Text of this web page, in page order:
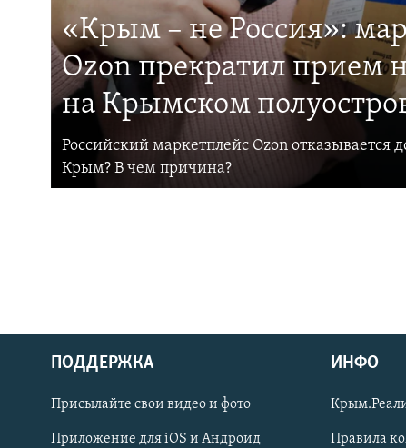
Українською
Qırımtatar
«Крым – не Россия»:
Ozon прекратил прием
на Крымском
Российский маркетплейс Ozon отказывается
Крым? В чем причина?
ПОДДЕРЖКА
Присылайте свои видео и фото
Приложение для iOS и Андроид
ИНФО
Правила